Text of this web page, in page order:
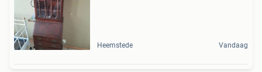
Heemstede Vandaag